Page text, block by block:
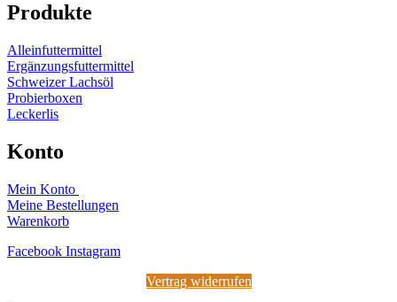
Produkte
Alleinfuttermittel
Ergänzungsfuttermittel
Schweizer Lachsöl
Probierboxen
Leckerlis
Konto
Mein Konto
Meine Bestellungen
Warenkorb
Facebook Instagram
Vertrag widerrufen